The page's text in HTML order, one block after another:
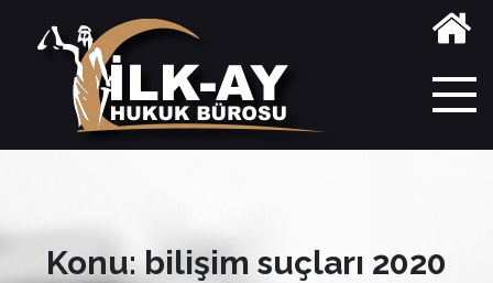
Konu: bilişim suçları 2020